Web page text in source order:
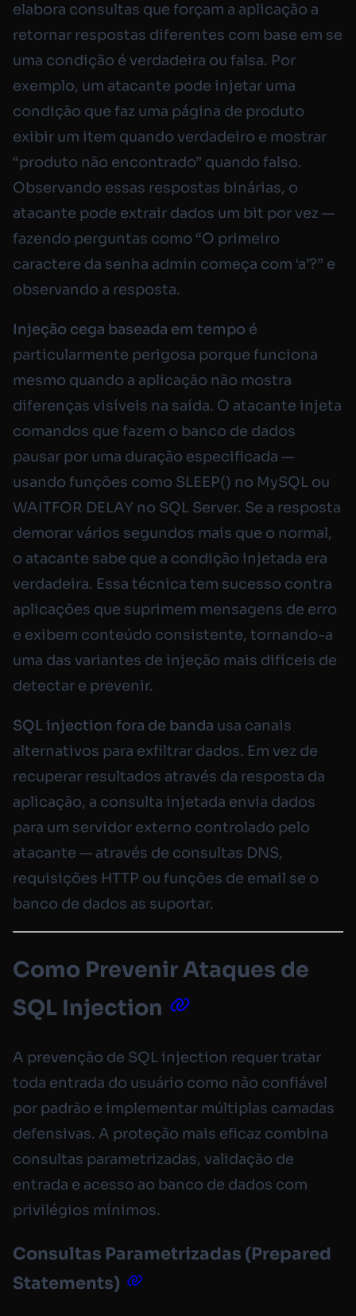
elabora consultas que forçam a aplicação a
retornar respostas diferentes com base em se
uma condição é verdadeira ou falsa. Por
exemplo, um atacante pode injetar uma
condição que faz uma página de produto
exibir um item quando verdadeiro e mostrar
“produto não encontrado” quando falso.
Observando essas respostas binárias, o
atacante pode extrair dados um bit por vez —
fazendo perguntas como “O primeiro
caractere da senha admin começa com ‘a’?” e
observando a resposta.
Injeção cega baseada em tempo é
particularmente perigosa porque funciona
mesmo quando a aplicação não mostra
diferenças visíveis na saída. O atacante injeta
comandos que fazem o banco de dados
pausar por uma duração especificada —
usando funções como SLEEP() no MySQL ou
WAITFOR DELAY no SQL Server. Se a resposta
demorar vários segundos mais que o normal,
o atacante sabe que a condição injetada era
verdadeira. Essa técnica tem sucesso contra
aplicações que suprimem mensagens de erro
e exibem conteúdo consistente, tornando-a
uma das variantes de injeção mais difíceis de
detectar e prevenir.
SQL injection fora de banda usa canais
alternativos para exfiltrar dados. Em vez de
recuperar resultados através da resposta da
aplicação, a consulta injetada envia dados
para um servidor externo controlado pelo
atacante — através de consultas DNS,
requisições HTTP ou funções de email se o
banco de dados as suportar.
Como Prevenir Ataques de
SQL Injection
A prevenção de SQL injection requer tratar
toda entrada do usuário como não confiável
por padrão e implementar múltiplas camadas
defensivas. A proteção mais eficaz combina
consultas parametrizadas, validação de
entrada e acesso ao banco de dados com
privilégios mínimos.
Consultas Parametrizadas (Prepared
Statements)